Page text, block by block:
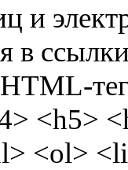
и
в
<h5>
<ol>